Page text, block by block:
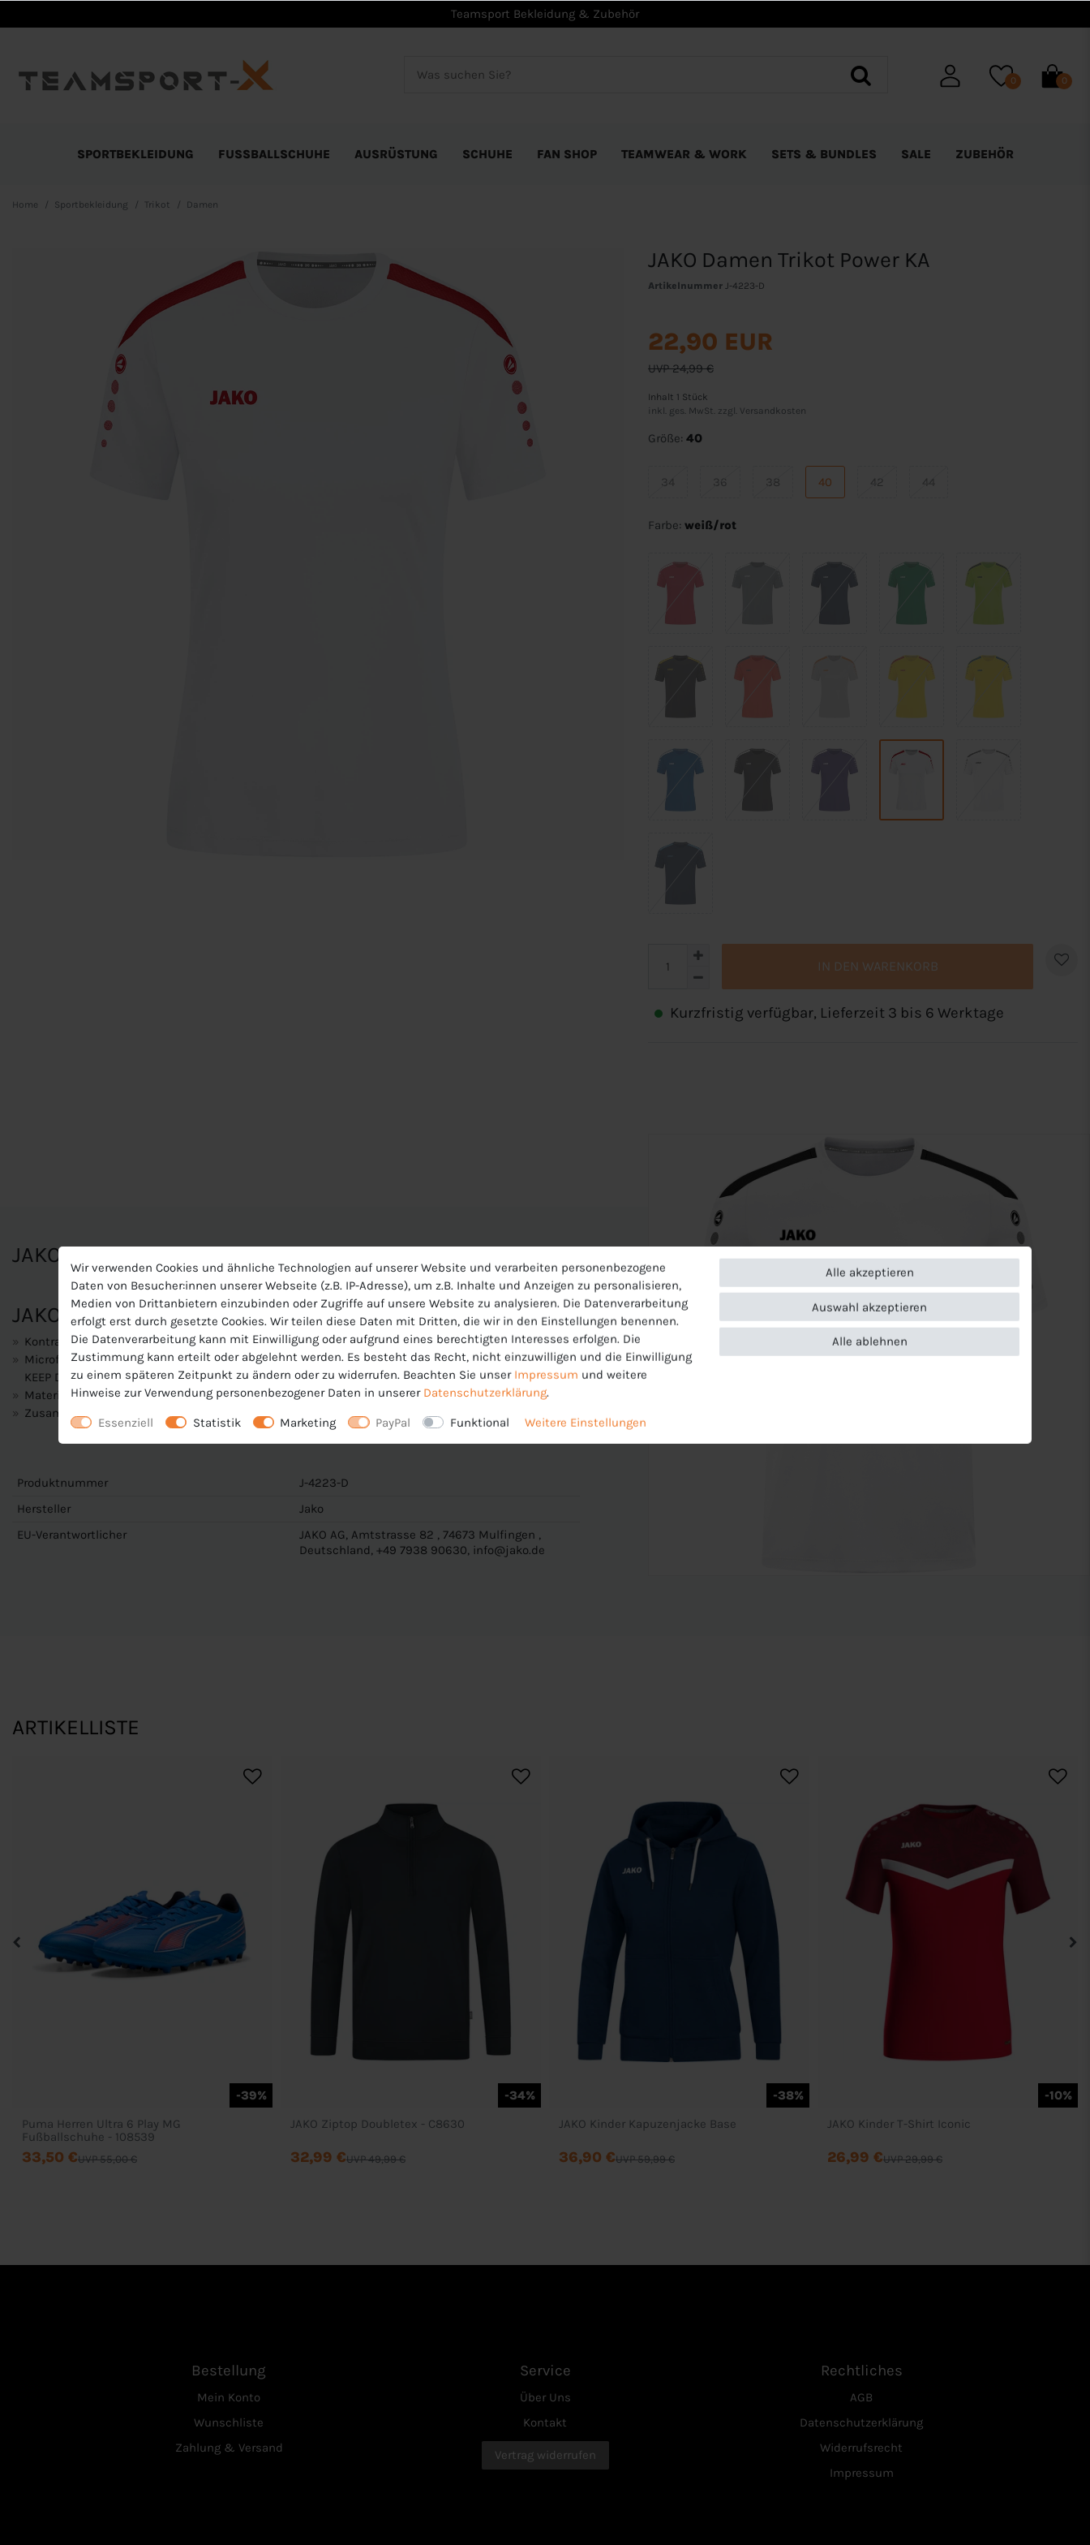
Teamsport Bekleidung & Zubehör
0 0
SPORTBEKLEIDUNG FUSSBALLSCHUHE AUSRÜSTUNG SCHUHE FAN SHOP TEAMWEAR & WORK SETS & BUNDLES SALE ZUBEHÖR
Home Sportbekleidung Trikot Damen
JAKO Damen Trikot Power KA
Artikelnummer J-4223-D
UVP 24,99 €
22,90 EUR
Inhalt 1 Stück
inkl. ges. MwSt. zzgl.
Versandkosten
Größe: 40
34 36 38 40 42 44
Farbe: weiß/rot
IN DEN WARENKORB
Kurzfristig verfügbar, Lieferzeit 3 bis 6 Werktage
JAKO Damen Trikot Power KA
JAKO Damen Trikot Power KA
Kontrasteinsatz in Wabenstruktur
Microfeine Fasern transportieren Feuchtigkeit unmittelbar an die Oberfläche des Stoffes. So gewährleistet
KEEP DRY, dass das Material sehr schnell trocknet und Du beim Sport nicht auskühlst.
Materialart:Polyester-Interlock
Zusammensetzung: 100 % Polyester (recycelt)
Produktnummer
J-4223-D
Hersteller
Jako
EU-Verantwortlicher
JAKO AG, Amtstrasse 82 , 74673 Mulfingen ,
Deutschland, +49 7938 90630, info@jako.de
ARTIKELLISTE
-39%
Puma Herren Ultra 6 Play MG
Fußballschuhe - 108539
UVP 55,00 €
33,50 €
-34%
JAKO Ziptop Doubletex - C8630
UVP 49,99 €
32,99 €
-38%
JAKO Kinder Kapuzenjacke Base
UVP 59,99 €
36,90 €
-10%
JAKO Kinder T-Shirt Iconic
UVP 29,99 €
26,99 €
Bestellung
Mein Konto
Wunschliste
Zahlung & Versand
Service
Über Uns
Kontakt
Vertrag widerrufen
Rechtliches
AGB
Datenschutzerklärung
Widerrufsrecht
Impressum
Wir verwenden Cookies und ähnliche Technologien auf unserer Website und verarbeiten personenbezogene
Daten von Besucher:innen unserer Webseite (z.B. IP-Adresse), um z.B. Inhalte und Anzeigen zu personalisieren,
Medien von Drittanbietern einzubinden oder Zugriffe auf unsere Website zu analysieren. Die Datenverarbeitung
erfolgt erst durch gesetzte Cookies. Wir teilen diese Daten mit Dritten, die wir in den Einstellungen benennen.
Die Datenverarbeitung kann mit Einwilligung oder aufgrund eines berechtigten Interesses erfolgen. Die
Zustimmung kann erteilt oder abgelehnt werden. Es besteht das Recht, nicht einzuwilligen und die Einwilligung
zu einem späteren Zeitpunkt zu ändern oder zu widerrufen. Beachten Sie unser Impressum und weitere
Hinweise zur Verwendung personenbezogener Daten in unserer Daten­schutz­erklärung.
Essenziell Statistik Marketing PayPal Funktional Weitere Einstellungen
Alle akzeptieren
Alle ablehnen
Auswahl akzeptieren